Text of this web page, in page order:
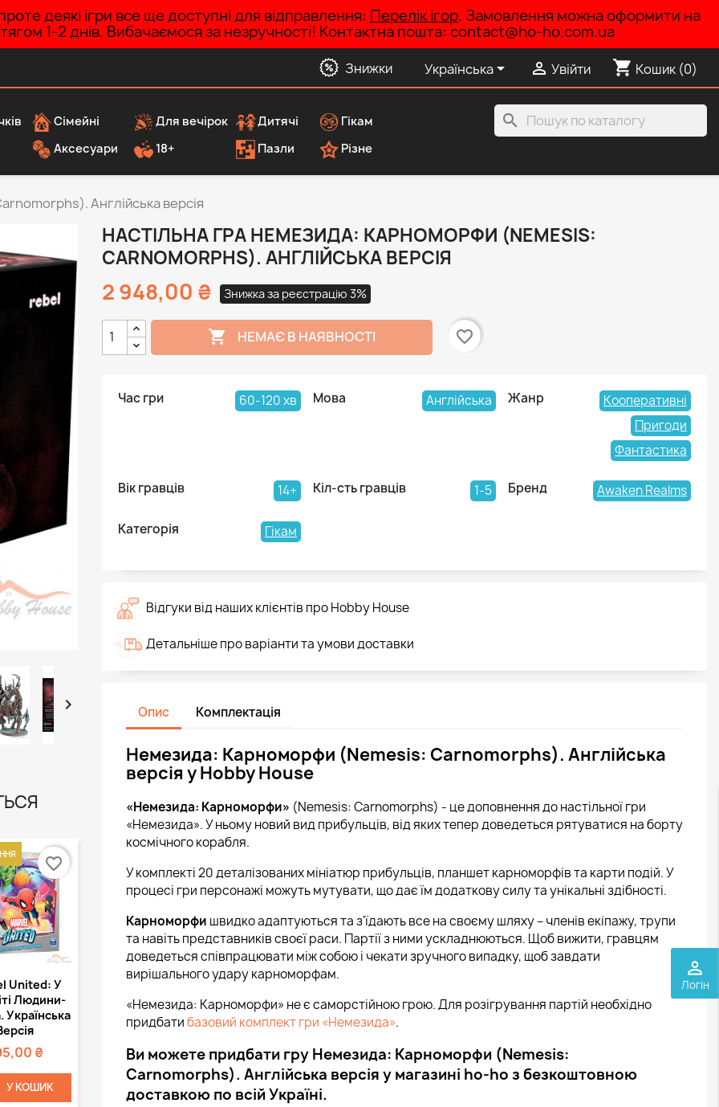
деякі ігри все ще доступні для відправлення: Перелік ігор. Замовлення можна оформити на
1-2 днів. Вибачаємося за незручності! Контактна пошта: contact@ho-ho.com.ua
Знижки Українська  Увійти shopping_cart Кошик (0)
Сімейні Для вечірок Дитячі
Гікам
Аксесуари
18+ Пазли Різне
search
perm_identity
Логін
Англійська версія

United: У
Людини-
Українська
₴
У КОШИК
favorite_border
НАСТІЛЬНА ГРА НЕМЕЗИДА: КАРНОМОРФИ (NEMESIS:
CARNOMORPHS). АНГЛІЙСЬКА ВЕРСІЯ
2 948,00 ₴ Знижка за реєстрацію 3%
 НЕМАЄ В НАЯВНОСТІ favorite_border
Час гри 60-120 хв Мова Англійська Жанр
Кооперативні
Пригоди
Фантастика
Вік гравців 14+ Кіл-сть гравців 1-5 Бренд Awaken Realms
Категорія Гікам
Відгуки від наших клієнтів про Hobby House
Детальніше про варіанти та умови доставки
Опис Комплектація
Немезида: Карноморфи (Nemesis: Carnomorphs). Англійська
версія у Hobby House
«Немезида: Карноморфи» (Nemesis: Carnomorphs) - це доповнення до настільної гри
«Немезида». У ньому новий вид прибульців, від яких тепер доведеться рятуватися на борту
космічного корабля.
У комплекті 20 деталізованих мініатюр прибульців, планшет карноморфів та карти подій. У
процесі гри персонажі можуть мутувати, що дає їм додаткову силу та унікальні здібності.
Карноморфи швидко адаптуються та з'їдають все на своєму шляху – членів екіпажу, трупи
та навіть представників своєї раси. Партії з ними ускладнюються. Щоб вижити, гравцям
доведеться співпрацювати між собою і чекати зручного випадку, щоб завдати
вирішального удару карноморфам.
«Немезида: Карноморфи» не є саморстійною грою. Для розігрування партій необхідно
придбатибазовий комплект гри «Немезида».
Ви можете придбати гру Немезида: Карноморфи (Nemesis:
Carnomorphs). Англійська версія у магазині ho-ho з безкоштовною
доставкою по всій Україні.